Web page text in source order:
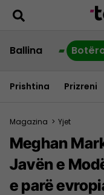
Ballina
Prishtina Prizreni
Magazina > Yjet
Meghan
Javën e
e parë